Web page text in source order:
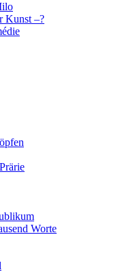
Kunst –?
Worte